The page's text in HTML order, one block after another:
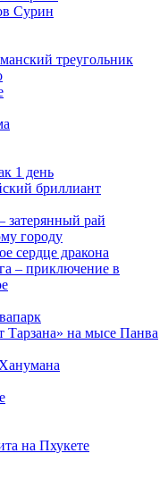
Сурин
треугольник
1 день
бриллиант
рай
городу
сердце дракона
– приключение в
Тарзана» на мысе Панва
на Пхукете